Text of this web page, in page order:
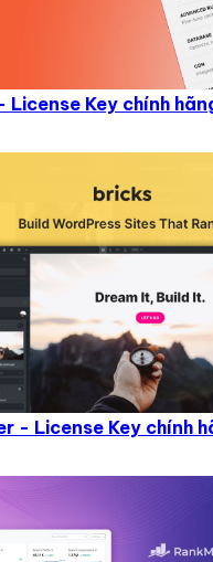
License Key chính
- License Key chính